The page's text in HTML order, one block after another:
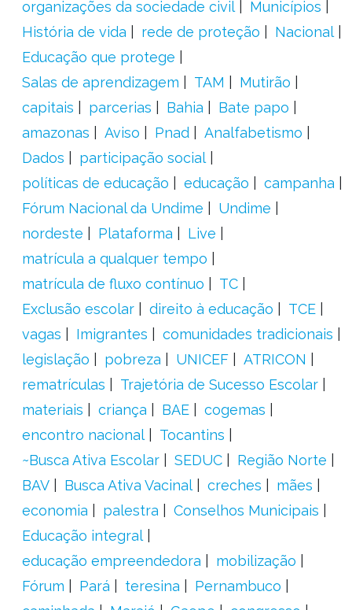
organizações da sociedade civil
Municípios
História de vida
rede de proteção
Nacional
Educação que protege
Salas de aprendizagem
TAM
Mutirão
capitais
parcerias Bahia
Bate papo
amazonas
Aviso Pnad
Analfabetismo
Dados
participação social
políticas de educação
educação
campanha
Fórum Nacional da Undime
Undime
nordeste
Plataforma
Live
matrícula a qualquer tempo
matrícula de fluxo contínuo
TC
Exclusão escolar
direito à educação
TCE
vagas
Imigrantes
comunidades tradicionais
legislação
pobreza UNICEF
ATRICON
rematrículas
Trajetória de Sucesso Escolar
materiais
criança BAE
cogemas
encontro nacional
Tocantins
~Busca Ativa Escolar
SEDUC
Região Norte
BAV
Busca Ativa Vacinal creches
mães
economia
palestra
Conselhos Municipais
Educação integral
educação empreendedora
mobilização
Fórum
Pará teresina
Pernambuco